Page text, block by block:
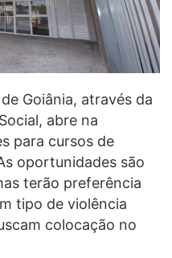
Goiânia, através da
abre na
para cursos de
oportunidades são
terão preferência
tipo de violência
colocação no